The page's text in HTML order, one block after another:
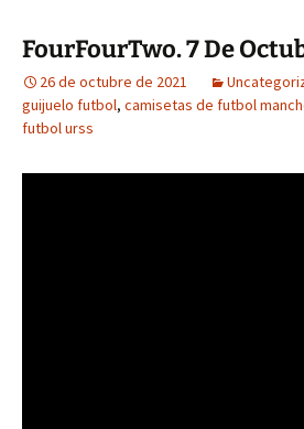
FourFourTwo. 7 De
26 de octubre de 2021
guijuelo futbol, camisetas de futbol
futbol urss